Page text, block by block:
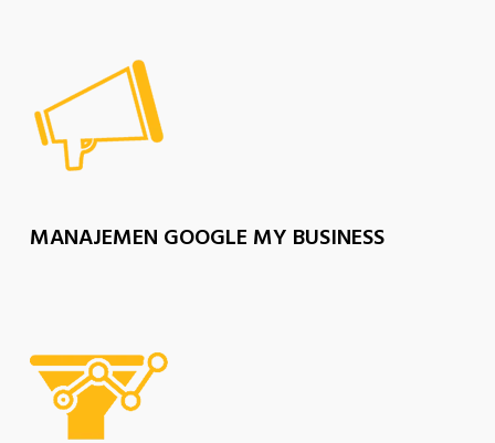
MANAJEMEN GOOGLE MY BUSINESS